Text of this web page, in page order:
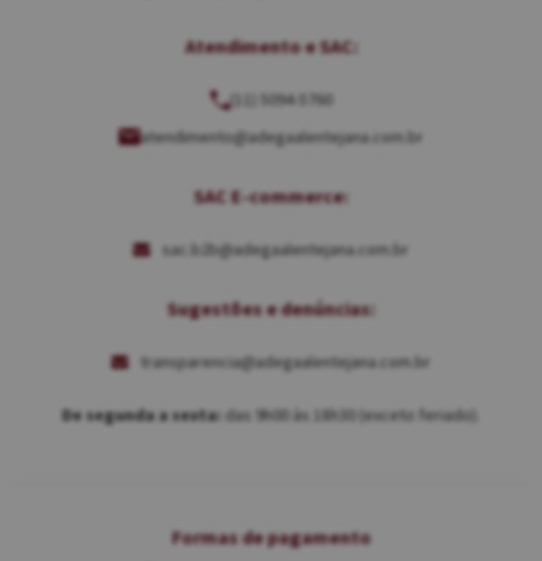
Atendimento e SAC:
(11) 5094-5760
atendimento@adegaalentejana.com.br
SAC E-commerce:
sac.b2b@adegaalentejana.com.br
Sugestões e denúncias:
transparencia@adegaalentejana.com.br
De segunda a sexta: das 9h00 às 18h30 (exceto feriado).
Formas de pagamento